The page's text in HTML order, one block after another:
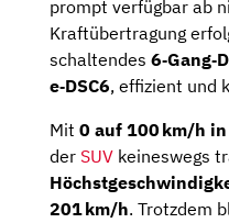
prompt verfügbar ab
Kraftübertragung
schaltendes
e‑DSC6, effizient und
Mit 0 auf 100 km/h
der SUV keineswegs
201 km/h. Trotzdem